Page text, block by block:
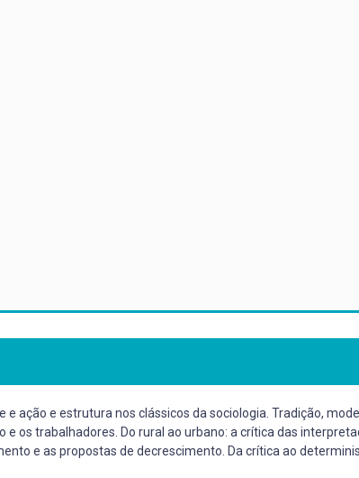
ação e estrutura nos clássicos da sociologia. Tradição,
os trabalhadores. Do rural ao urbano: a crítica das
e as propostas de decrescimento. Da crítica ao